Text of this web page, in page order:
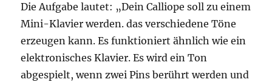
Die Aufgabe lautet: „Dein Calliope soll zu einem
Mini-Klavier werden. das verschiedene Töne
erzeugen kann. Es funktioniert ähnlich wie ein
elektronisches Klavier. Es wird ein Ton
abgespielt, wenn zwei Pins berührt werden und